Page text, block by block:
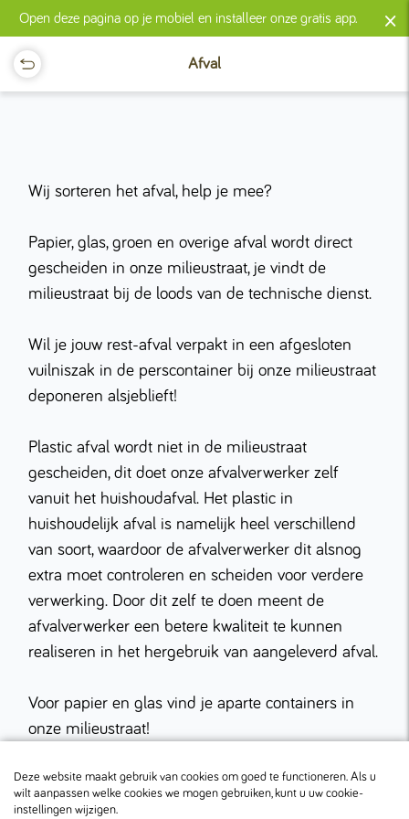
Open deze pagina op je mobiel en installeer onze gratis app. ×
Afval
Wij sorteren het afval, help je mee?
Papier, glas, groen en overige afval wordt direct
gescheiden in onze milieustraat, je vindt de
milieustraat bij de loods van de technische dienst.
Wil je jouw rest-afval verpakt in een afgesloten
vuilniszak in de perscontainer bij onze milieustraat
deponeren alsjeblieft!
Plastic afval wordt niet in de milieustraat
gescheiden, dit doet onze afvalverwerker zelf
vanuit het huishoudafval. Het plastic in
huishoudelijk afval is namelijk heel verschillend
van soort, waardoor de afvalverwerker dit alsnog
extra moet controleren en scheiden voor verdere
verwerking. Door dit zelf te doen meent de
afvalverwerker een betere kwaliteit te kunnen
realiseren in het hergebruik van aangeleverd afval.
Voor papier en glas vind je aparte containers in
onze milieustraat!
Deze website maakt gebruik van cookies om goed te functioneren. Als u
wilt aanpassen welke cookies we mogen gebruiken, kunt u uw cookie-
instellingen wijzigen.